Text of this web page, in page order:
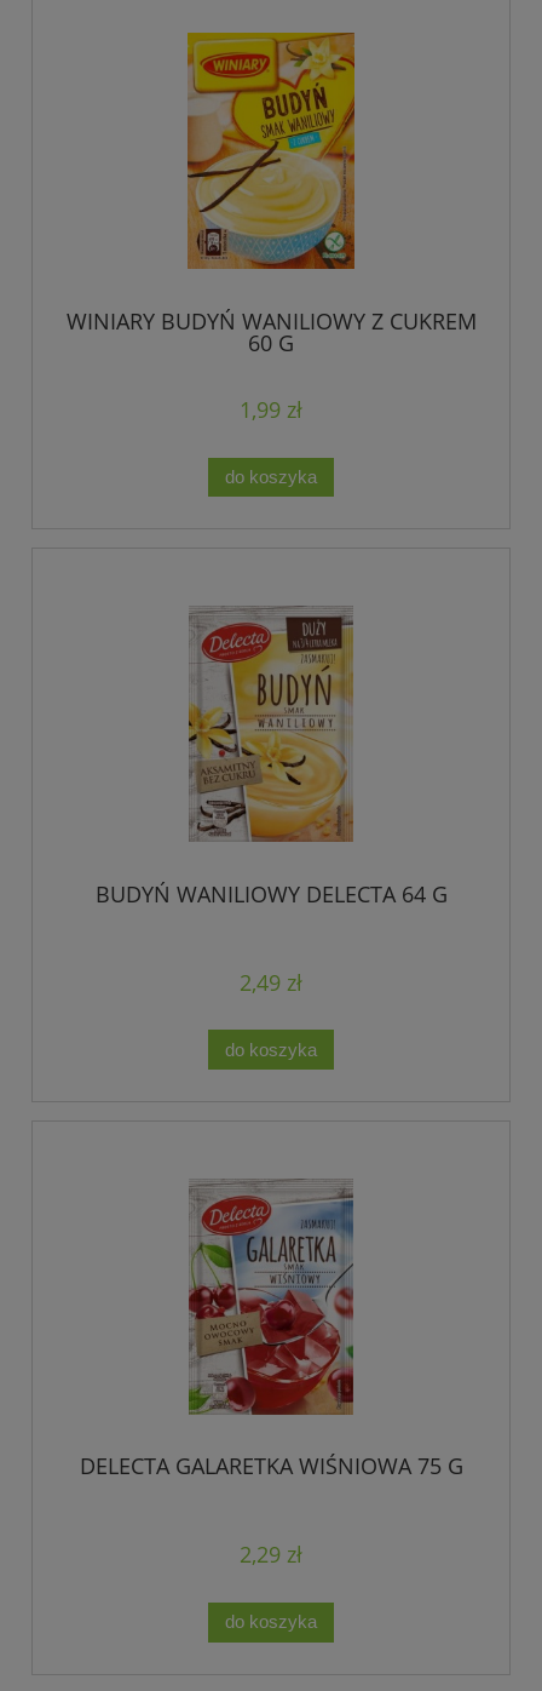
WINIARY BUDYŃ WANILIOWY Z CUKREM
60 G
1,99 zł
do koszyka
BUDYŃ WANILIOWY DELECTA 64 G
2,49 zł
do koszyka
DELECTA GALARETKA WIŚNIOWA 75 G
2,29 zł
do koszyka